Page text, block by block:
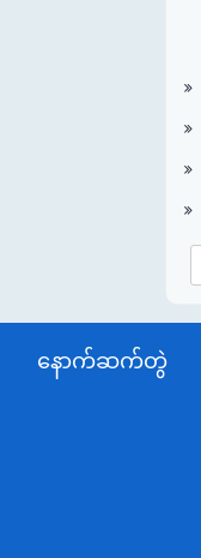
နောက်ဆက်တွဲ